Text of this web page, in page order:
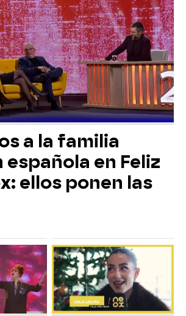
a la familia
española en Feliz
ellos ponen las